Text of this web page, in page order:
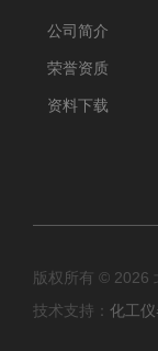
公司简介
荣誉资质
资料下载
版权所有 © 2026
技术支持： 化工仪